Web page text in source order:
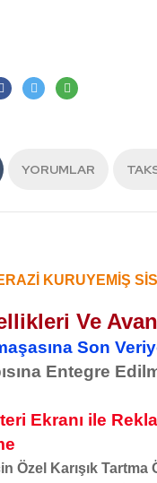
YORUMLAR
KURUYEMİŞ
Ve
Son
Entegre
Ekranı ile
Özel Karışık Tartma